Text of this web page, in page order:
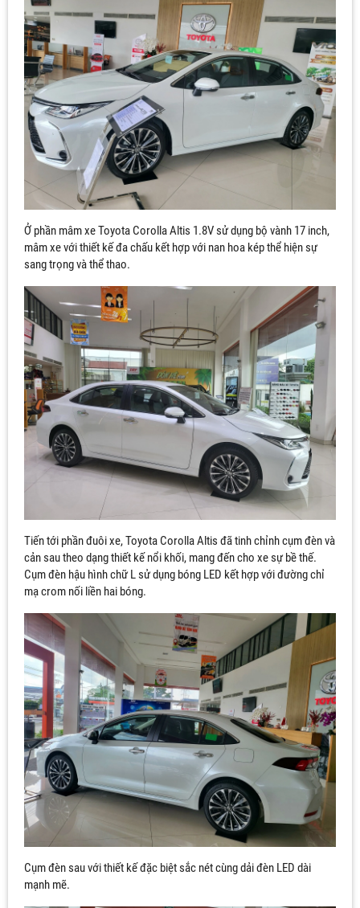
Ở phần mâm xe Toyota Corolla Altis 1.8V sử dụng bộ vành 17 inch,
mâm xe với thiết kế đa chấu kết hợp với nan hoa kép thể hiện sự
sang trọng và thể thao.
Tiến tới phần đuôi xe, Toyota Corolla Altis đã tinh chỉnh cụm đèn và
cản sau theo dạng thiết kế nổi khối, mang đến cho xe sự bề thế.
Cụm đèn hậu hình chữ L sử dụng bóng LED kết hợp với đường chỉ
mạ crom nối liền hai bóng.
Cụm đèn sau với thiết kế đặc biệt sắc nét cùng dải đèn LED dài
mạnh mẽ.